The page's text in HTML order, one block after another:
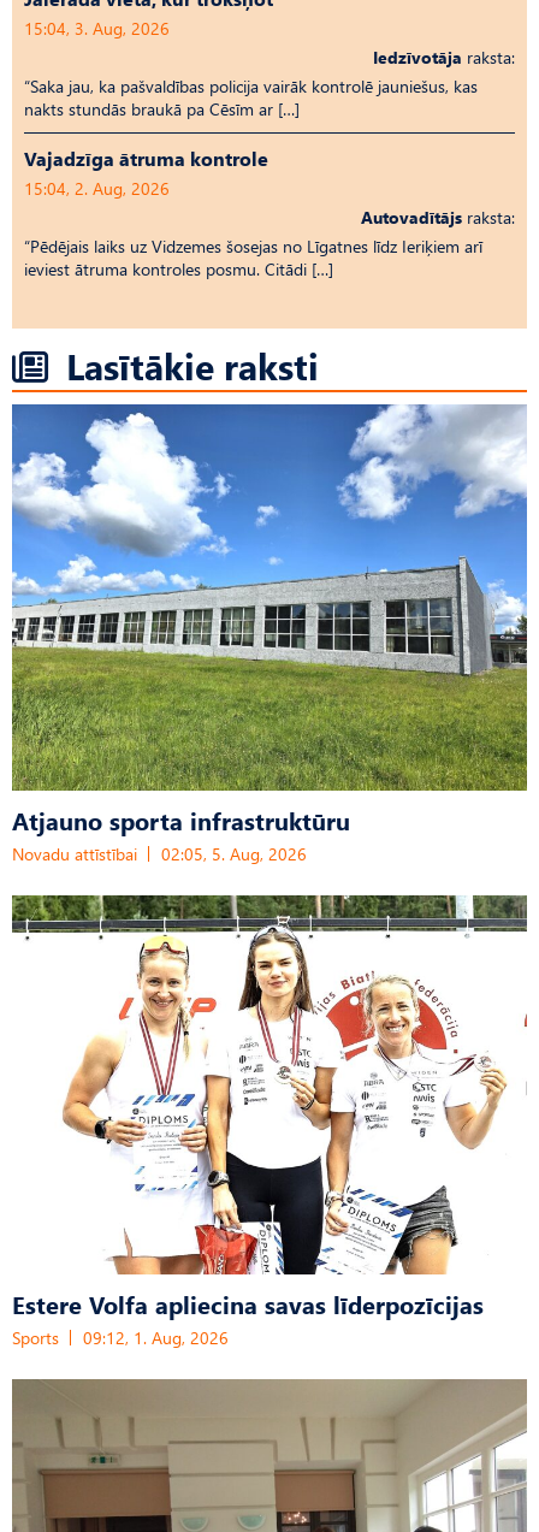
15:04, 3. Aug, 2026
Iedzīvotāja raksta:
“Saka jau, ka pašvaldības policija vairāk kontrolē jauniešus, kas
nakts stundās braukā pa Cēsīm ar […]
Vajadzīga ātruma kontrole
15:04, 2. Aug, 2026
Autovadītājs raksta:
“Pēdējais laiks uz Vid­ze­mes šosejas no Līgatnes līdz Ieriķiem arī
ieviest ātruma kontroles posmu. Citādi […]
Lasītākie raksti
Atjauno sporta infrastruktūru
Novadu attīstībai 02:05, 5. Aug, 2026
Estere Volfa apliecina savas līderpozīcijas
Sports 09:12, 1. Aug, 2026